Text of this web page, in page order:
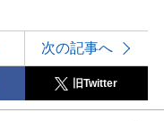
次の記事へ
旧Twitter